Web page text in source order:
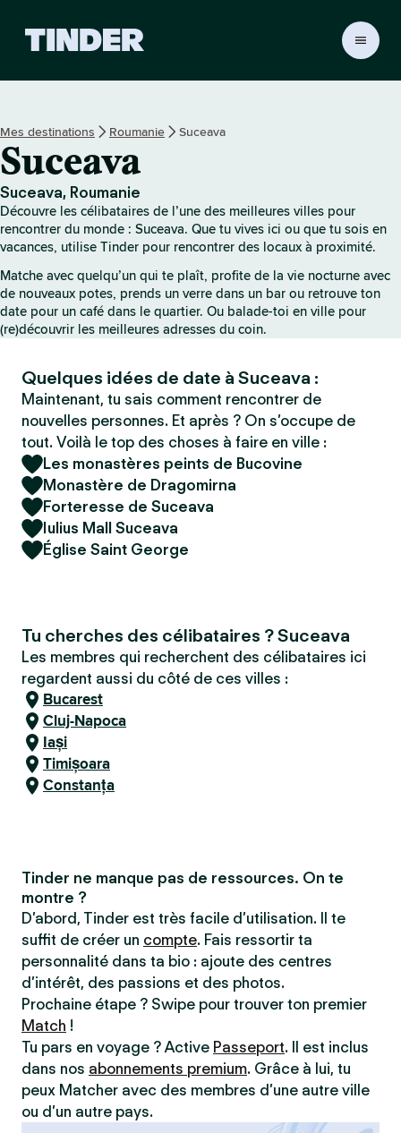
i
n
d
e
Mes destinations Roumanie Suceava
Suceava
Suceava, Roumanie
Découvre les célibataires de l’une des meilleures villes pour
rencontrer du monde : Suceava. Que tu vives ici ou que tu sois en
vacances, utilise Tinder pour rencontrer des locaux à proximité.
Matche avec quelqu’un qui te plaît, profite de la vie nocturne avec
de nouveaux potes, prends un verre dans un bar ou retrouve ton
date pour un café dans le quartier. Ou balade-toi en ville pour
(re)découvrir les meilleures adresses du coin.
Quelques idées de date à Suceava :
Maintenant, tu sais comment rencontrer de
nouvelles personnes. Et après ? On s’occupe de
tout. Voilà le top des choses à faire en ville :
Les monastères peints de Bucovine
Monastère de Dragomirna
Forteresse de Suceava
Iulius Mall Suceava
Église Saint George
Tu cherches des célibataires ? Suceava
Les membres qui recherchent des célibataires ici
regardent aussi du côté de ces villes :
Bucarest
Cluj-Napoca
Iași
Timișoara
Constanța
Tinder ne manque pas de ressources. On te
montre ?
D’abord, Tinder est très facile d’utilisation. Il te
suffit de créer un compte. Fais ressortir ta
personnalité dans ta bio : ajoute des centres
d’intérêt, des passions et des photos.
Prochaine étape ? Swipe pour trouver ton premier
Match !
Tu pars en voyage ? Active Passeport. Il est inclus
dans nos abonnements premium. Grâce à lui, tu
peux Matcher avec des membres d’une autre ville
ou d’un autre pays.